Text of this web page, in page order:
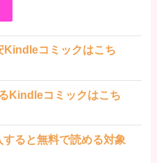
Kindleコミックはこち
Kindleコミックはこち
ると無料で読める対象